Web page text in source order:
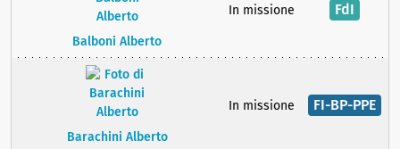
Balboni Alberto
In missione FdI
Barachini Alberto
In missione FI-BP-PPE